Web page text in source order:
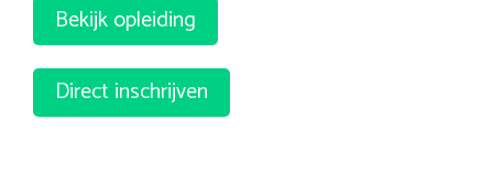
Bekijk opleiding
Direct inschrijven